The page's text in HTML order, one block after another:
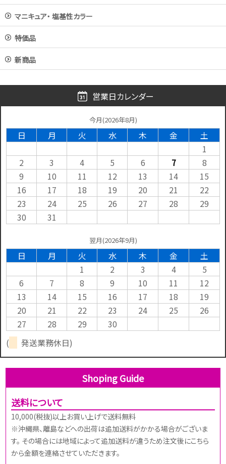
マニキュア・ 塩基性カラー
特価品
新商品
営業日カレンダー
今月(2026年8月)
日 月 火 水 木 金
土
1
2
3 4 5 6 7
8
9
10 11 12 13 14
15
16
17 18 19 20 21
22
23
24 25 26 27 28
29
30
31
翌月(2026年9月)
日 月 火 水 木 金
土
1
2 3 4
5
6
7 8 9 10 11
12
13
14 15 16 17 18
19
20
21 22 23 24 25
26
27
28 29
30
(
発送業務休日)
Shoping Guide
送料について
10,000(税抜)以上お買い上げで送料無料
※沖縄県、離島などへの出荷は追加送料がかかる場合がございま
す。 その場合には地域によって追加送料が違うため注文後にこちら
から金額を連絡させていただきます。